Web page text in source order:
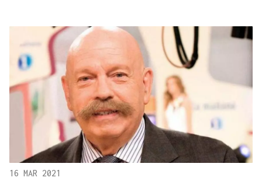
16 MAR 2021